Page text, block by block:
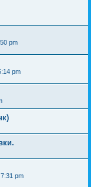
pm
pm
pm